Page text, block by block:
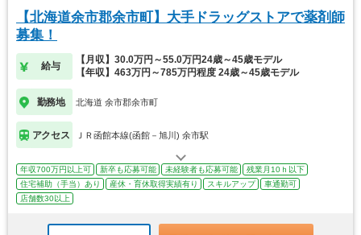
【北海道余市郡余市町】大手ドラッグストアで薬剤師
募集！
給与
【月収】30.0万円～55.0万円24歳～45歳モデル
【年収】463万円～785万円程度 24歳～45歳モデル
勤務地 北海道 余市郡余市町
アクセス ＪＲ函館本線(函館－旭川) 余市駅
年収700万円以上可 新卒も応募可能 未経験者も応募可能
残業月10ｈ以下
住宅補助（手当）あり
産休・育休取得実績有り スキルアップ
車通勤可
店舗数30以上